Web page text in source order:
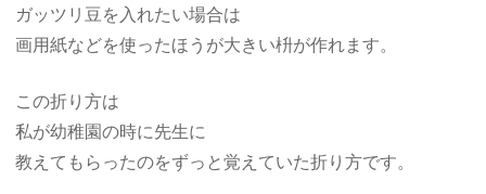
ガッツリ豆を入れたい場合は
画用紙などを使ったほうが大きい枡が作れます。
この折り方は
私が幼稚園の時に先生に
教えてもらったのをずっと覚えていた折り方です。